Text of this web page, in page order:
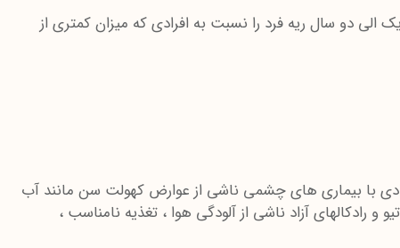
الی دو سال ریه فرد را نسبت به افرادی که میزان کمتری از
با بیماری های چشمی ناشی از عوارض کهولت سن مانند آب
آزاد ناشی از آلودگی هوا ، تغذیه نامناسب ،